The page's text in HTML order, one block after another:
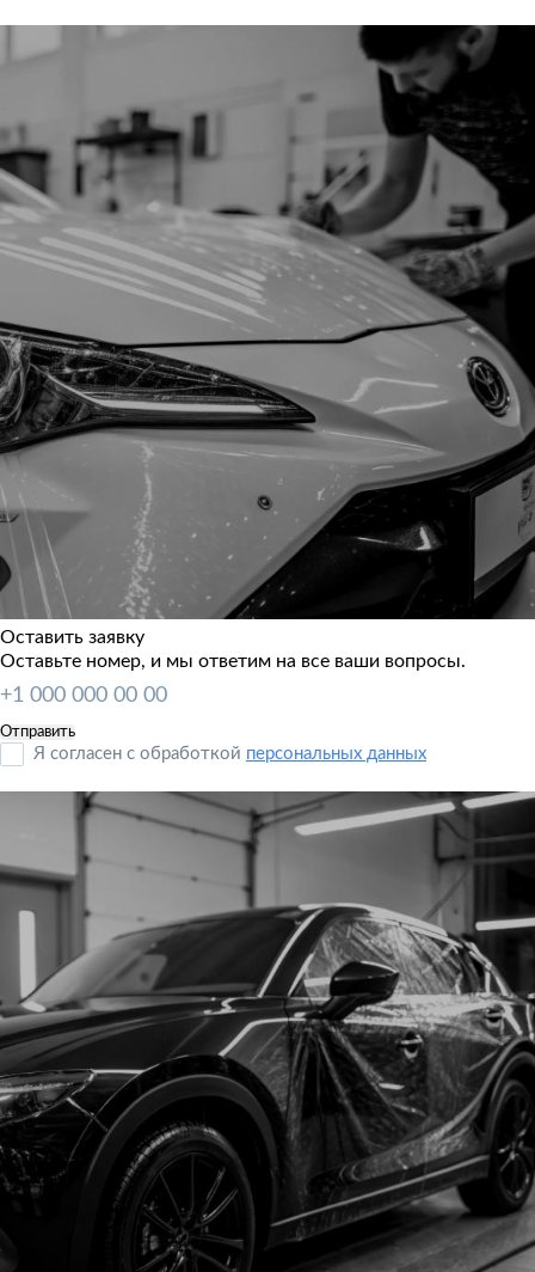
Оставить заявку
Оставьте номер, и мы ответим на все ваши вопросы.
Я согласен с обработкой персональных данных